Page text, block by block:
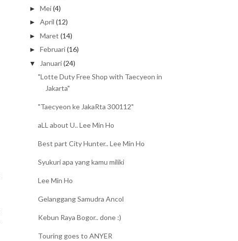
►Mei(4)
►April (12)
►Maret (14)
►Februari(16)
▼ Januari(24)
"Lotte Duty Free Shop with Taecyeon in
Jakarta"
"Taecyeon ke JakaRta 300112"
aLL about U.. Lee Min Ho
Best part City Hunter.. Lee Min Ho
Syukuri apa yang kamu miliki
Lee Min Ho
Gelanggang Samudra Ancol
Kebun Raya Bogor.. done :)
Touring goes to ANYER